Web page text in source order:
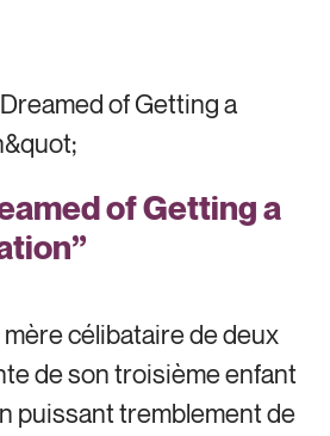
of Getting a
célibataire de deux
de son troisième enfant
puissant tremblement de